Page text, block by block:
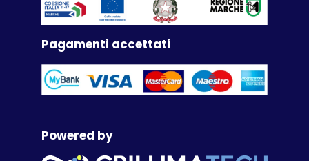
Pagamenti accettati
Powered by